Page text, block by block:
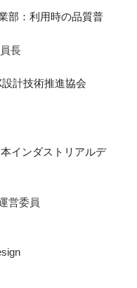
部：利用時の品質普
長
計技術推進協会
インダストリアルデ
委員